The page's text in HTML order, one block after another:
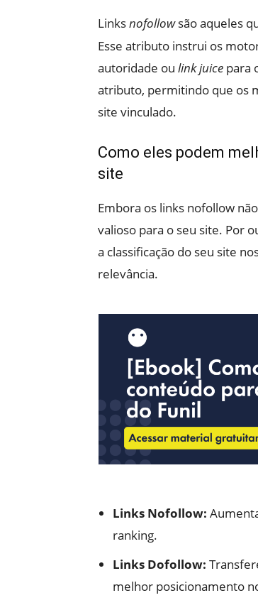
Linksnofollowsão aqueles
Esse atributo instrui os
autoridade ou link juice para
atributo, permitindo que os
site vinculado.
Como eles podem
site
Embora os links nofollow
valioso para o seu site. Por
a classificação do seu site
relevância.
Links Nofollow:
ranking.
Links Dofollow:
melhor posicionamento